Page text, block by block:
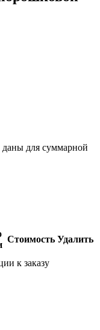
для суммарной
Стоимость Удалить
к заказу